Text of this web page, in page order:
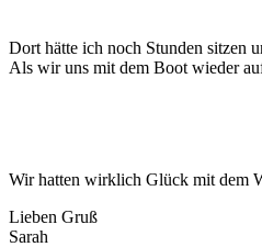
Dort hätte ich noch Stunden sitzen
Als wir uns mit dem Boot wieder
Wir hatten wirklich Glück mit dem
Lieben Gruß
Sarah